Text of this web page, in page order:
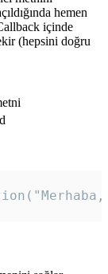
hemen
içinde
(hepsini doğru